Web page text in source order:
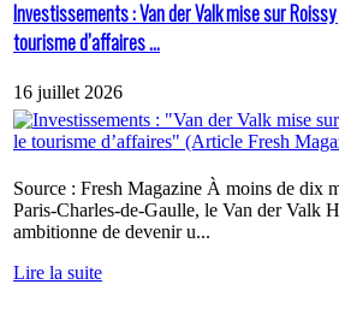
Investissements : Van der Valk mise sur
tourisme d’affaires ...
16 juillet 2026
Source : Fresh Magazine À moins de dix
Paris-Charles-de-Gaulle, le Van der Valk
ambitionne de devenir u...
Lire la suite